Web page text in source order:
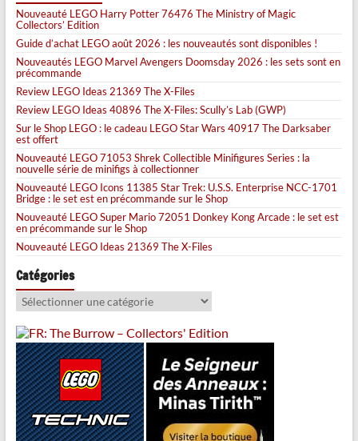
Nouveauté LEGO Harry Potter 76476 The Ministry of Magic
Collectors’ Edition
Guide d’achat LEGO août 2026 : les nouveautés sont disponibles !
Nouveautés LEGO Marvel Avengers Doomsday 2026 : les sets sont en
précommande
Review LEGO Ideas 21369 The X-Files
Review LEGO Ideas 40896 The X-Files: Scully’s Lab (GWP)
Sur le Shop LEGO : le cadeau LEGO Star Wars 40917 The Darksaber
est offert
Nouveauté LEGO 71053 Shrek Collectible Minifigures Series : la
nouvelle série de minifigs à collectionner
Nouveauté LEGO Icons 11385 Star Trek: U.S.S. Enterprise NCC-1701
Bridge : le set est en précommande sur le Shop
Nouveauté LEGO Super Mario 72051 Donkey Kong Arcade : le set est
en précommande sur le Shop
Nouveauté LEGO Ideas 21369 The X-Files
Catégories
Catégories